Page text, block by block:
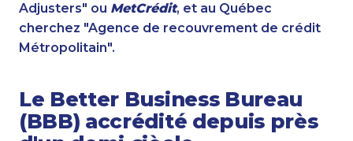
Adjusters" ou MetCrédit, et au Québec
cherchez "Agence de recouvrement de crédit
Métropolitain".
Le Better Business Bureau
(BBB) accrédité depuis près